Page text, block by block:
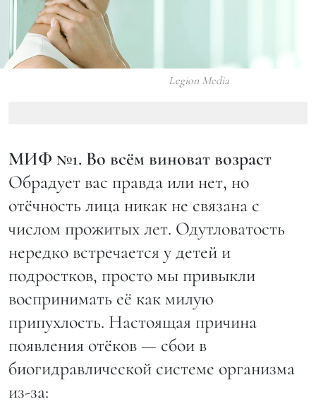
Legion Media
МИФ №1. Во всём виноват возраст
Обрадует вас правда или нет, но
отёчность лица никак не связана с
числом прожитых лет. Одутловатость
нередко встречается у детей и
подростков, просто мы привыкли
воспринимать её как милую
припухлость. Настоящая причина
появления отёков — сбои в
биогидравлической системе организма
из-за: